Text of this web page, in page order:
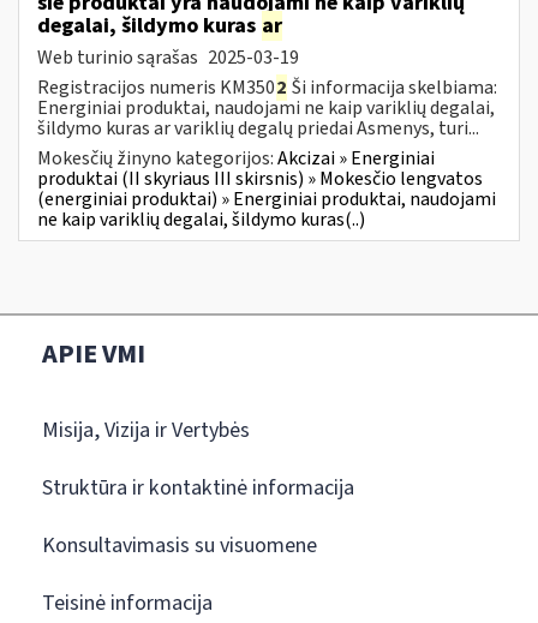
degalai, šildymo kuras ar
Web turinio sąrašas 2025-03-19
Registracijos numeris KM3502 Ši informacija skelbiama:
Energiniai produktai, naudojami ne kaip variklių degalai,
šildymo kuras ar variklių degalų priedai Asmenys, turi...
Mokesčių žinyno kategorijos:Akcizai » Energiniai
produktai (II skyriaus III skirsnis) » Mokesčio lengvatos
(energiniai produktai) » Energiniai produktai, naudojami
ne kaip variklių degalai, šildymo kuras(..)
APIE VMI
Misija, Vizija ir Vertybės
Struktūra ir kontaktinė informacija
Konsultavimasis su visuomene
Teisinė informacija